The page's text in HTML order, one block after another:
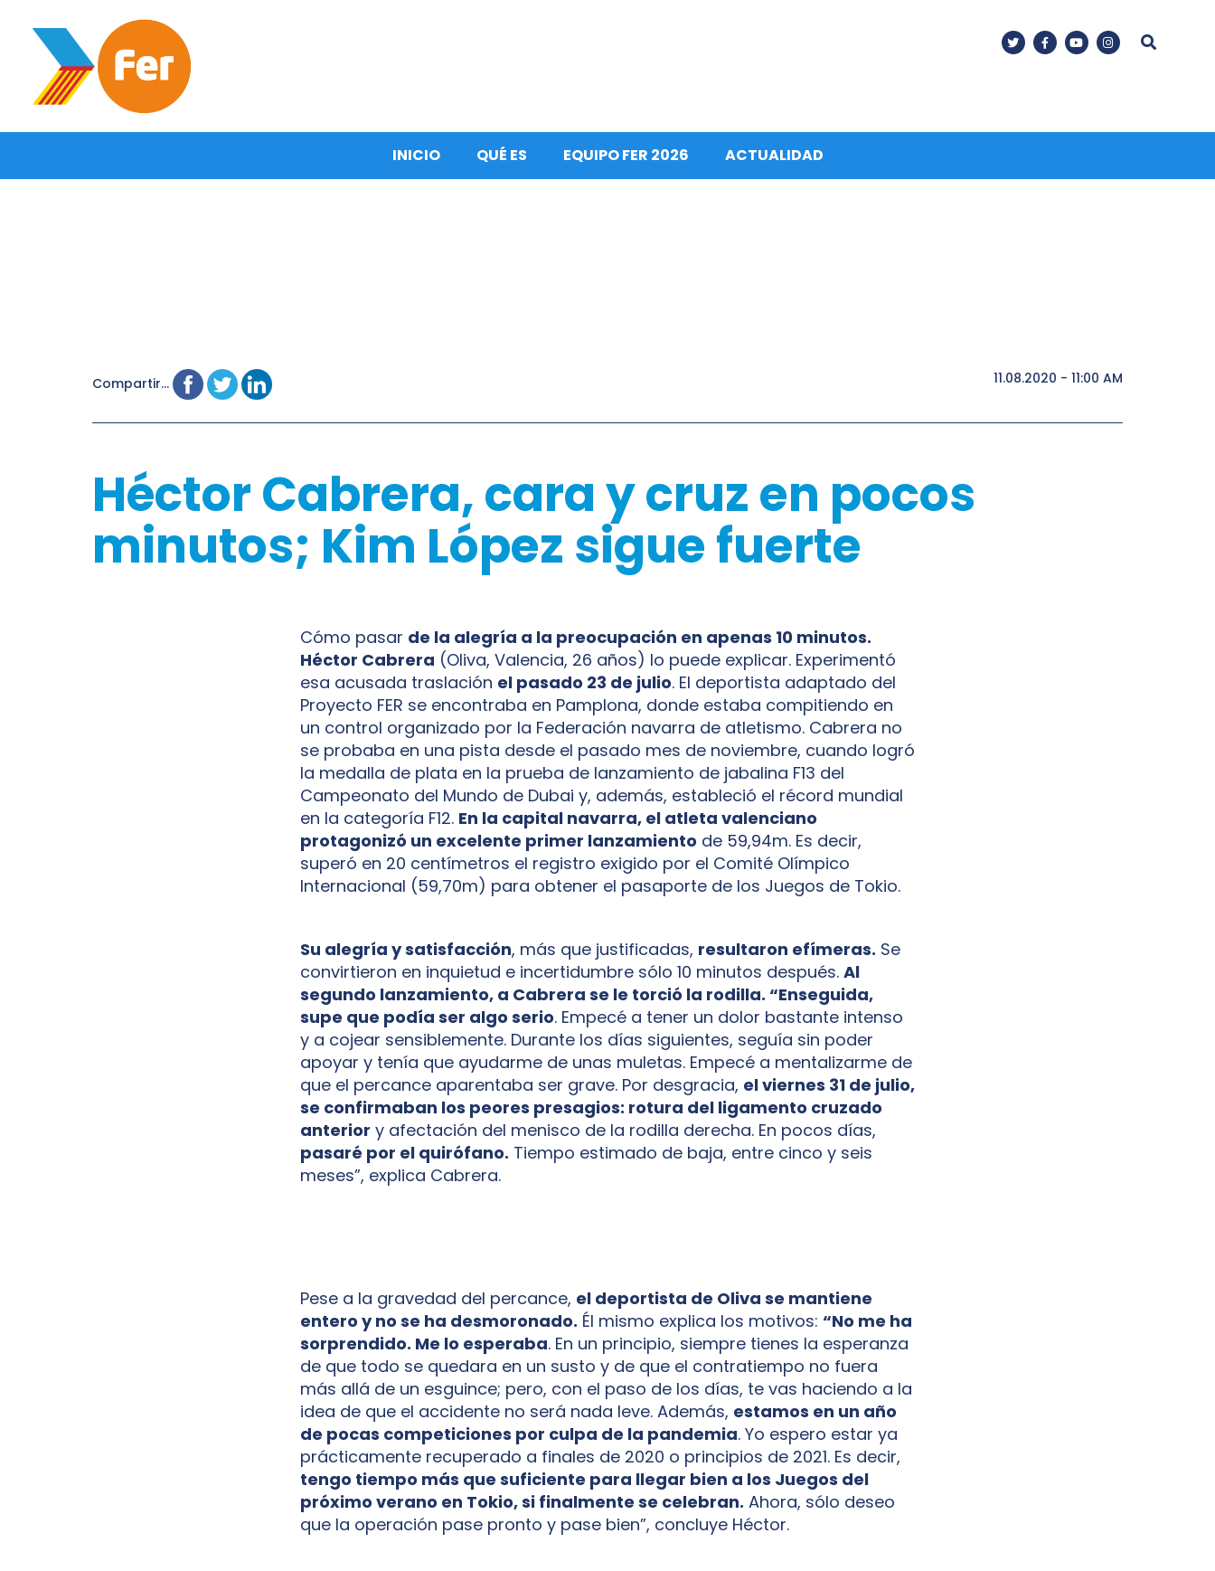
INICIO QUÉ ES EQUIPO FER 2026 ACTUALIDAD
Compartir... 11.08.2020 - 11:00 AM
Héctor Cabrera, cara y cruz en pocos
minutos; Kim López sigue fuerte
Cómo pasar de la alegría a la preocupación en apenas 10 minutos.
Héctor Cabrera (Oliva, Valencia, 26 años) lo puede explicar. Experimentó
esa acusada traslación el pasado 23 de julio. El deportista adaptado del
Proyecto FER se encontraba en Pamplona, donde estaba compitiendo en
un control organizado por la Federación navarra de atletismo. Cabrera no
se probaba en una pista desde el pasado mes de noviembre, cuando logró
la medalla de plata en la prueba de lanzamiento de jabalina F13 del
Campeonato del Mundo de Dubai y, además, estableció el récord mundial
en la categoría F12. En la capital navarra, el atleta valenciano
protagonizó un excelente primer lanzamiento de 59,94m. Es decir,
superó en 20 centímetros el registro exigido por el Comité Olímpico
Internacional (59,70m) para obtener el pasaporte de los Juegos de Tokio.
Su alegría y satisfacción, más que justificadas, resultaron efímeras. Se
convirtieron en inquietud e incertidumbre sólo 10 minutos después. Al
segundo lanzamiento, a Cabrera se le torció la rodilla. “Enseguida,
supe que podía ser algo serio. Empecé a tener un dolor bastante intenso
y a cojear sensiblemente. Durante los días siguientes, seguía sin poder
apoyar y tenía que ayudarme de unas muletas. Empecé a mentalizarme de
que el percance aparentaba ser grave. Por desgracia, el viernes 31 de julio,
se confirmaban los peores presagios: rotura del ligamento cruzado
anterior y afectación del menisco de la rodilla derecha. En pocos días,
pasaré por el quirófano. Tiempo estimado de baja, entre cinco y seis
meses”, explica Cabrera.
Pese a la gravedad del percance, el deportista de Oliva se mantiene
entero y no se ha desmoronado. Él mismo explica los motivos: “No me ha
sorprendido. Me lo esperaba. En un principio, siempre tienes la esperanza
de que todo se quedara en un susto y de que el contratiempo no fuera
más allá de un esguince; pero, con el paso de los días, te vas haciendo a la
idea de que el accidente no será nada leve. Además, estamos en un año
de pocas competiciones por culpa de la pandemia. Yo espero estar ya
prácticamente recuperado a finales de 2020 o principios de 2021. Es decir,
tengo tiempo más que suficiente para llegar bien a los Juegos del
próximo verano en Tokio, si finalmente se celebran. Ahora, sólo deseo
que la operación pase pronto y pase bien”, concluye Héctor.